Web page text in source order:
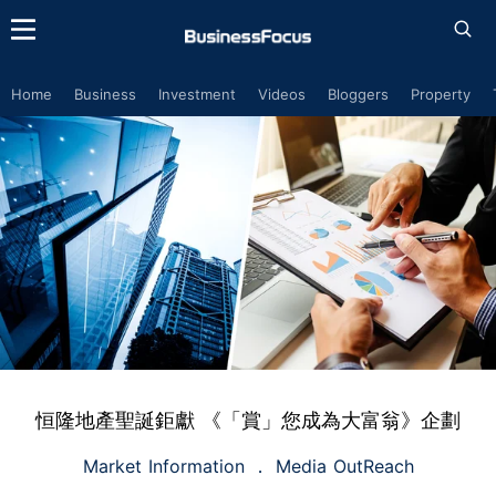
Home Business Investment Videos Bloggers Property
恒隆地產聖誕鉅獻 《「賞」您成為大富翁》企劃
Market Information Media OutReach